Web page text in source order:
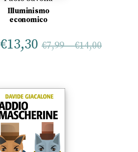
Illuminismo
economico
€13,30 €7,99–€14,00